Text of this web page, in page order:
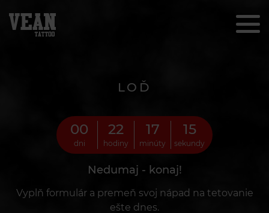
LOĎ
00
dni
22
hodiny
17
minúty
13
sekundy
Nedumaj - konaj!
Vyplň formulár a premeň svoj nápad na tetovanie
ešte dnes.